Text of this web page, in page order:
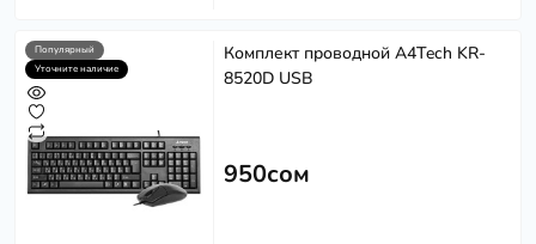
Популярный
Уточните наличие
Комплект проводной A4Tech KR-
8520D USB
950сом